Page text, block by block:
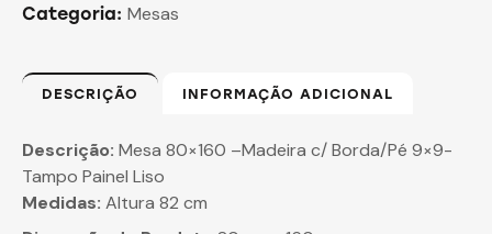
Categoria: Mesas
DESCRIÇÃO INFORMAÇÃO ADICIONAL
Descrição: Mesa 80×160 –Madeira c/ Borda/Pé 9×9-
Tampo Painel Liso
Medidas: Altura 82 cm